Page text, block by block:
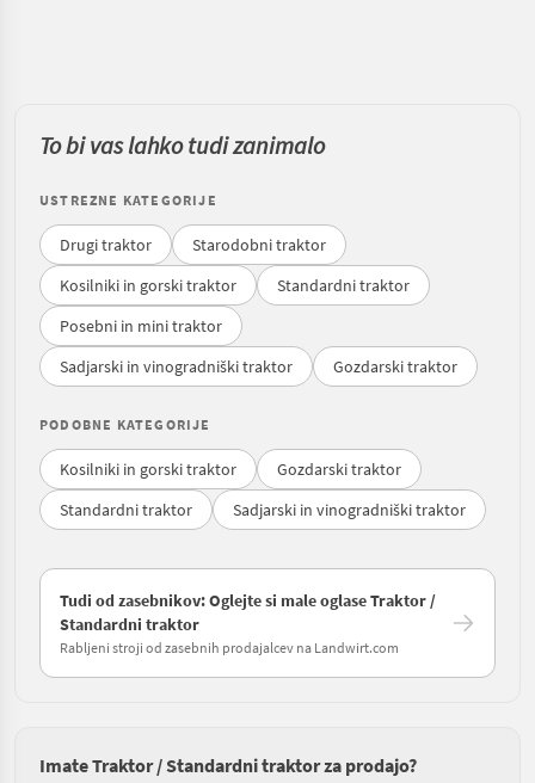
To bi vas lahko tudi zanimalo
USTREZNE KATEGORIJE
Drugi traktor
Starodobni traktor
Kosilniki in gorski traktor
Standardni traktor
Posebni in mini traktor
Sadjarski in vinogradniški traktor
Gozdarski traktor
PODOBNE KATEGORIJE
Kosilniki in gorski traktor
Gozdarski traktor
Standardni traktor
Sadjarski in vinogradniški traktor
Tudi od zasebnikov: Oglejte si male oglase Traktor /
Standardni traktor
Rabljeni stroji od zasebnih prodajalcev na Landwirt.com
Imate Traktor / Standardni traktor za prodajo?